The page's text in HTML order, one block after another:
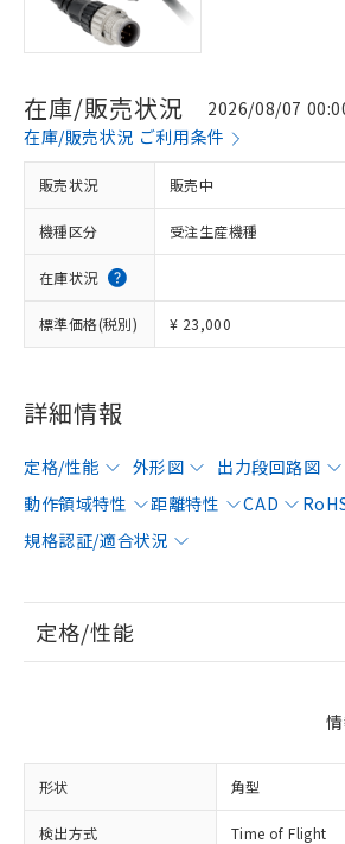
在庫/販売状況
2026/08/07
在庫/販売状況 ご利用条件
販売状況 販売中
機種区分 受注生産機種
在庫状況
標準価格(税別) ¥ 23,000
詳細情報
定格/性能 外形図 出力段回路図
動作領域特性
距離特性 CAD
規格認証/適合状況
定格/性能
形状 角型
検出方式 Time of Flight